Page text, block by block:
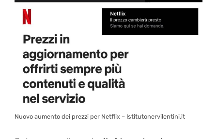
Nuovo aumento dei prezzi per Netflix – Istitutonervilentini.it